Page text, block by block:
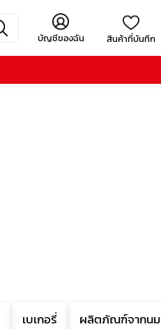
บัญชีของฉัน สินค้าที่บันทึก
เบเกอรี่ ผลิตภัณฑ์จากนม